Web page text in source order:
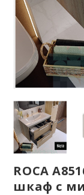
ROCA
шкаф с